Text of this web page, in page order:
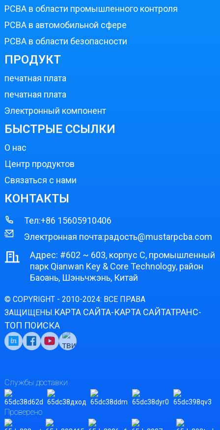
PCBA в области промышленного контроля
PCBA в автомобильной сфере
PCBA в области безопасности
ПРОДУКТ
печатная плата
печатная плата
Электронный компонент
БЫСТРЫЕ ССЫЛКИ
О нас
Центр продуктов
Связаться с нами
КОНТАКТЫ
Тел:+86 15605910406
Электронная почта:радость@mustarpcba.com
Адрес: #602 ~ 603, корпус C, промышленный
парк Qianwan Key & Core Technology, район
Баоань, Шэньчжэнь, Китай
© COPYRIGHT - 2010-2024: ВСЕ ПРАВА
ЗАЩИЩЕНЫ.КАРТА САЙТА-КАРТА САЙТАТРАНС-
ТОП ПОИСКА
Службы доставки
Проверено